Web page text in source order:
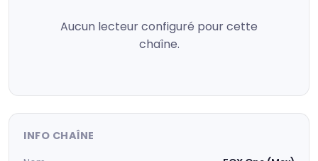
Aucun lecteur configuré pour cette
chaîne.
INFO CHAÎNE